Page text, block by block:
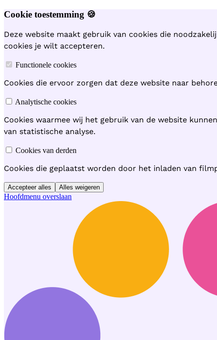
Cookie toestemming 🍪
Deze website maakt gebruik van cookies die
cookies je wilt accepteren.
Functionele cookies
Cookies die ervoor zorgen dat deze website naar
Analytische cookies
Cookies waarmee wij het gebruik van de website
van statistische analyse.
Cookies van derden
Cookies die geplaatst worden door het inladen van
Accepteer alles Alles weigeren
Hoofdmenu overslaan